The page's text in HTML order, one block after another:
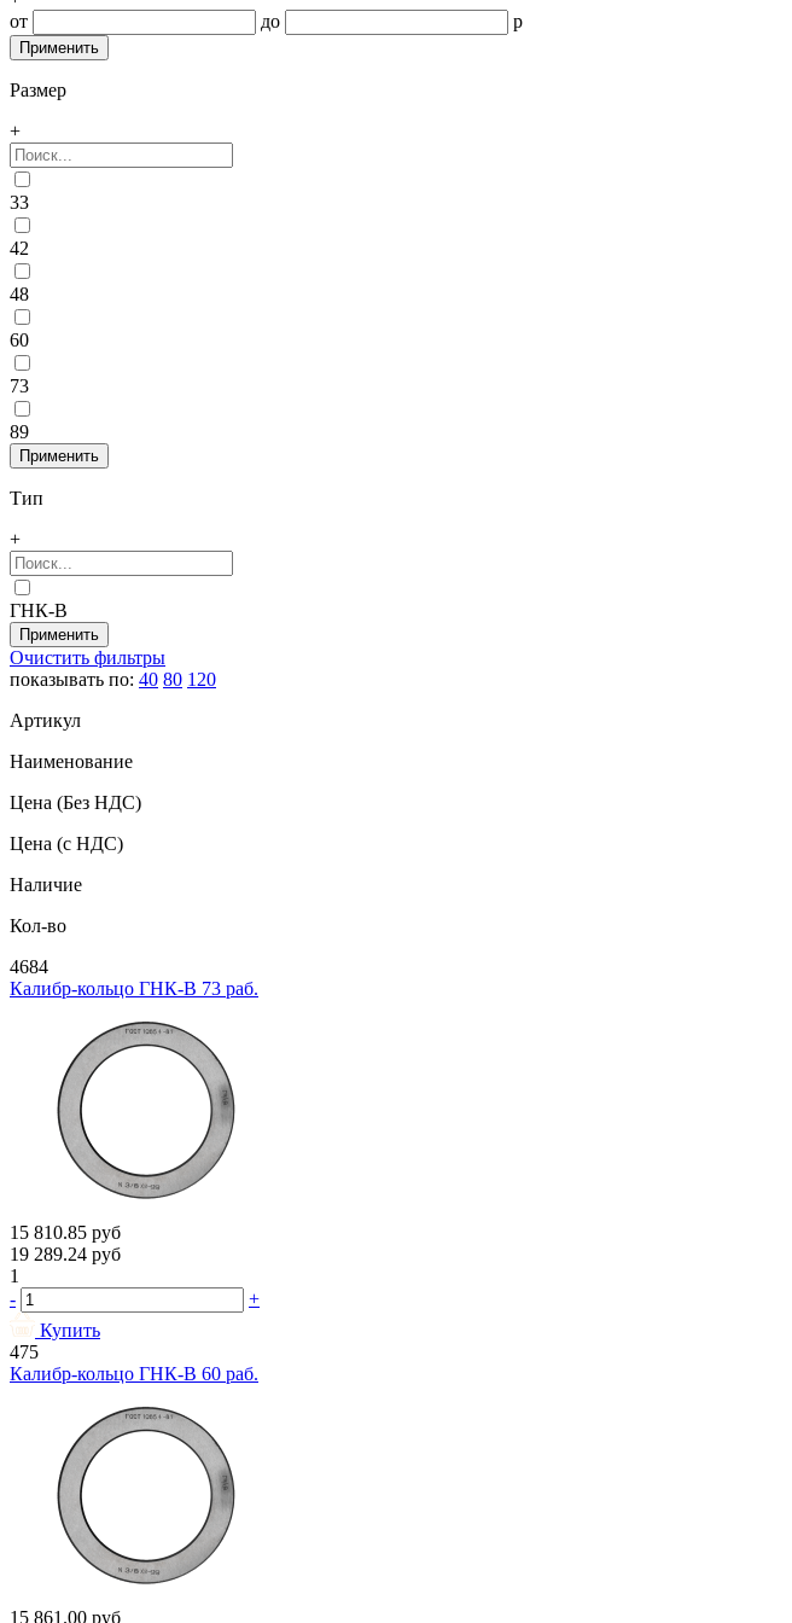
от
до р
Размер
+
33
42
48
60
73
89
Тип
+
ГНК-В
Очистить фильтры
показывать по: 40 80 120
Артикул
Наименование
Цена (Без НДС)
Цена (с НДС)
Наличие
Кол-во
4684
Калибр-кольцо ГНК-В 73 раб.
15 810.85 руб
19 289.24 руб
1
-
+
Купить
475
Калибр-кольцо ГНК-В 60 раб.
15 861.00 руб